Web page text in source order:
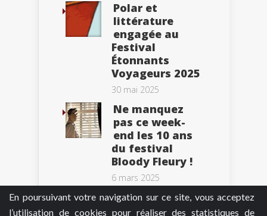
En poursuivant votre navigation sur ce site, vous acceptez
l’utilisation de cookies pour réaliser des statistiques de
Polar et
littérature
engagée au
Festival
Étonnants
Voyageurs 2025
30 mai 2025
Ne manquez
pas ce week-
end les 10 ans
du festival
Bloody Fleury !
6 mars 2025